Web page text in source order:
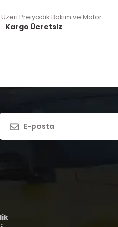
Üzeri Preiyodik Bakım ve Motor
Kargo Ücretsiz